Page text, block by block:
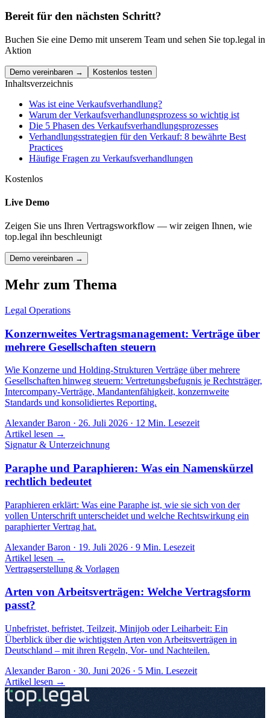
Bereit für den nächsten Schritt?
Buchen Sie eine Demo mit unserem Team und sehen Sie top.legal in
Aktion
Demo vereinbaren → Kostenlos testen
Inhaltsverzeichnis
Was ist eine Verkaufsverhandlung?
Warum der Verkaufsverhandlungsprozess so wichtig ist
Die 5 Phasen des Verkaufsverhandlungsprozesses
Verhandlungsstrategien für den Verkauf: 8 bewährte Best
Practices
Häufige Fragen zu Verkaufsverhandlungen
Kostenlos
Live Demo
Zeigen Sie uns Ihren Vertragsworkflow — wir zeigen Ihnen, wie
top.legal ihn beschleunigt
Demo vereinbaren →
Mehr zum Thema
Legal Operations
Konzernweites Vertragsmanagement: Verträge über
mehrere Gesellschaften steuern
Wie Konzerne und Holding-Strukturen Verträge über mehrere
Gesellschaften hinweg steuern: Vertretungsbefugnis je Rechtsträger,
Intercompany-Verträge, Mandantenfähigkeit, konzernweite
Standards und konsolidiertes Reporting.
Alexander Baron · 26. Juli 2026 · 12 Min. Lesezeit
Artikel lesen →
Signatur & Unterzeichnung
Paraphe und Paraphieren: Was ein Namenskürzel
rechtlich bedeutet
Paraphieren erklärt: Was eine Paraphe ist, wie sie sich von der
vollen Unterschrift unterscheidet und welche Rechtswirkung ein
paraphierter Vertrag hat.
Alexander Baron · 19. Juli 2026 · 9 Min. Lesezeit
Artikel lesen →
Vertragserstellung & Vorlagen
Arten von Arbeitsverträgen: Welche Vertragsform
passt?
Unbefristet, befristet, Teilzeit, Minijob oder Leiharbeit: Ein
Überblick über die wichtigsten Arten von Arbeitsverträgen in
Deutschland – mit ihren Regeln, Vor- und Nachteilen.
Alexander Baron · 30. Juni 2026 · 5 Min. Lesezeit
Artikel lesen →